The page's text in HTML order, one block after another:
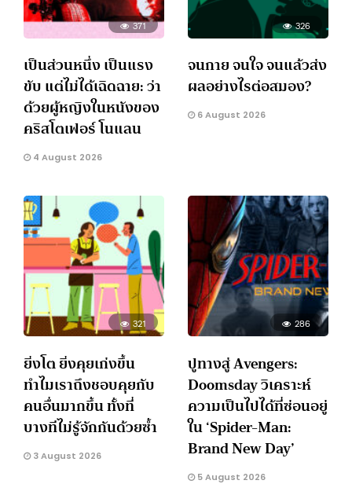
371
เป็นส่วนหนึ่ง เป็นแรง
ขับ แต่ไม่ได้เฉิดฉาย: ว่า
ด้วยผู้หญิงในหนังของ
คริสโตเฟอร์ โนแลน
4 August 2026
326
จนกาย จนใจ จนแล้วส่ง
ผลอย่างไรต่อสมอง?
6 August 2026
321
ยิ่งโต ยิ่งคุยเก่งขึ้น
ทำไมเราถึงชอบคุยกับ
คนอื่นมากขึ้น ทั้งที่
บางทีไม่รู้จักกันด้วยซ้ำ
3 August 2026
286
ปูทางสู่ Avengers:
Doomsday วิเคราะห์
ความเป็นไปได้ที่ซ่อนอยู่
ใน ‘Spider-Man:
Brand New Day’
5 August 2026